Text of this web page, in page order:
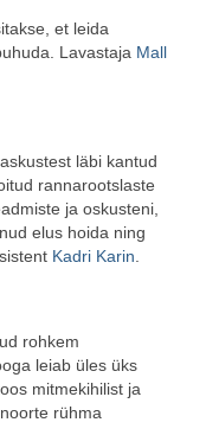
et leida
Lavastaja Mall
läbi kantud
rannarootslaste
ja oskusteni,
elus hoida ning
Kadri Karin.
rohkem
leiab üles üks
mitmekihilist ja
rühma